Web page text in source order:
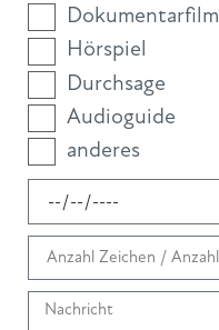
Dokumentarfilm
Hörspiel
Durchsage
Audioguide
anderes